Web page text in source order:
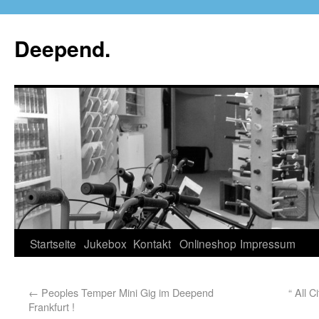
Deepend.
Startseite Jukebox Kontakt Onlineshop Impressum
← Peoples Temper Mini Gig im Deepend
Frankfurt !
“ All